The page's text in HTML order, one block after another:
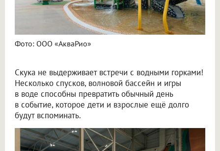
Фото: ООО «АкваРио»
Скука не выдерживает встречи с водными горками!
Несколько спусков, волновой бассейн и игры
в воде способны превратить обычный день
в событие, которое дети и взрослые ещё долго
будут вспоминать.